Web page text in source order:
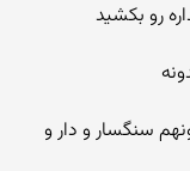
رو بکشید
سنگسار و دار و